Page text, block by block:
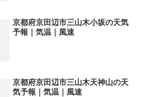
京都府京田辺市三山木小坂の天気
予報｜気温｜風速
京都府京田辺市三山木天神山の天
気予報｜気温｜風速